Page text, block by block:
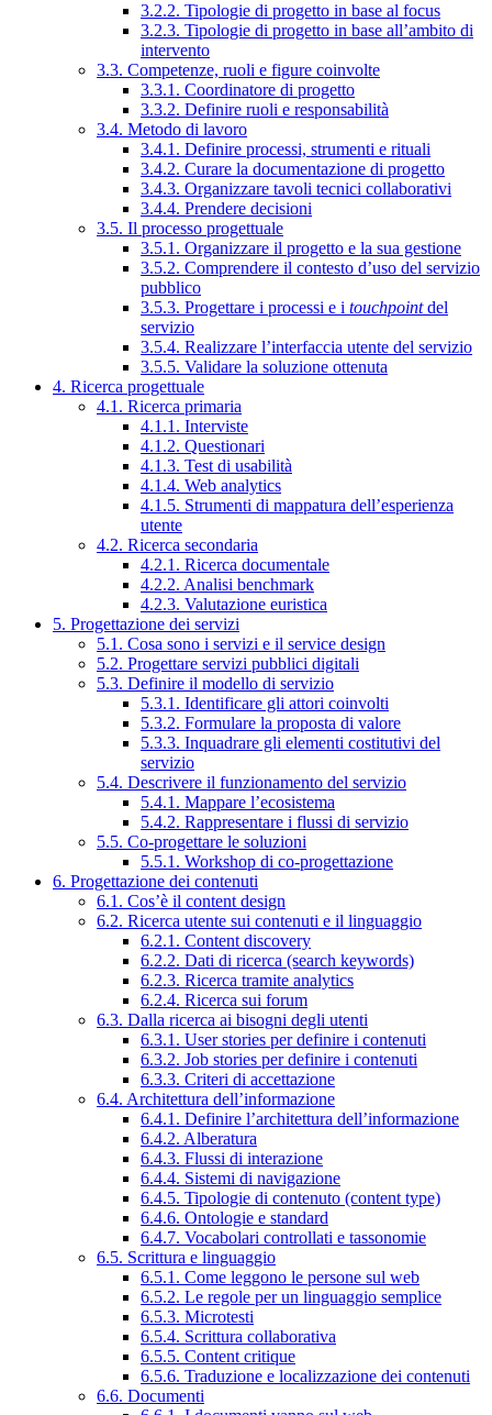
3.2.2. Tipologie di progetto in base al focus
3.2.3. Tipologie di progetto in base all’ambito di
intervento
3.3. Competenze, ruoli e figure coinvolte
3.3.1. Coordinatore di progetto
3.3.2. Definire ruoli e responsabilità
3.4. Metodo di lavoro
3.4.1. Definire processi, strumenti e rituali
3.4.2. Curare la documentazione di progetto
3.4.3. Organizzare tavoli tecnici collaborativi
3.4.4. Prendere decisioni
3.5. Il processo progettuale
3.5.1. Organizzare il progetto e la sua gestione
3.5.2. Comprendere il contesto d’uso del servizio
pubblico
3.5.3. Progettare i processi e i touchpointdel
servizio
3.5.4. Realizzare l’interfaccia utente del servizio
3.5.5. Validare la soluzione ottenuta
4. Ricerca progettuale
4.1. Ricerca primaria
4.1.1. Interviste
4.1.2. Questionari
4.1.3. Test di usabilità
4.1.4. Web analytics
4.1.5. Strumenti di mappatura dell’esperienza
utente
4.2. Ricerca secondaria
4.2.1. Ricerca documentale
4.2.2. Analisi benchmark
4.2.3. Valutazione euristica
5. Progettazione dei servizi
5.1. Cosa sono i servizi e il service design
5.2. Progettare servizi pubblici digitali
5.3. Definire il modello di servizio
5.3.1. Identificare gli attori coinvolti
5.3.2. Formulare la proposta di valore
5.3.3. Inquadrare gli elementi costitutivi del
servizio
5.4. Descrivere il funzionamento del servizio
5.4.1. Mappare l’ecosistema
5.4.2. Rappresentare i flussi di servizio
5.5. Co-progettare le soluzioni
5.5.1. Workshop di co-progettazione
6. Progettazione dei contenuti
6.1. Cos’è il content design
6.2. Ricerca utente sui contenuti e il linguaggio
6.2.1. Content discovery
6.2.2. Dati di ricerca (search keywords)
6.2.3. Ricerca tramite analytics
6.2.4. Ricerca sui forum
6.3. Dalla ricerca ai bisogni degli utenti
6.3.1. User stories per definire i contenuti
6.3.2. Job stories per definire i contenuti
6.3.3. Criteri di accettazione
6.4. Architettura dell’informazione
6.4.1. Definire l’architettura dell’informazione
6.4.2. Alberatura
6.4.3. Flussi di interazione
6.4.4. Sistemi di navigazione
6.4.5. Tipologie di contenuto (content type)
6.4.6. Ontologie e standard
6.4.7. Vocabolari controllati e tassonomie
6.5. Scrittura e linguaggio
6.5.1. Come leggono le persone sul web
6.5.2. Le regole per un linguaggio semplice
6.5.3. Microtesti
6.5.4. Scrittura collaborativa
6.5.5. Content critique
6.5.6. Traduzione e localizzazione dei contenuti
6.6. Documenti